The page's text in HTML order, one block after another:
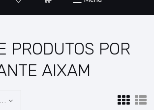
PRODUTOS POR
AIXAM
Nome do Produto: A a Z